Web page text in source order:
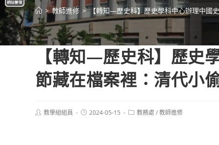
> 教師進修 > 【轉知—歷史科】歷史學科中心辦理中國
【轉知—歷史科】歷史
節藏在檔案裡：清代小
Post教學組組員
Post2024-05-15
Post教務處 /教師進修